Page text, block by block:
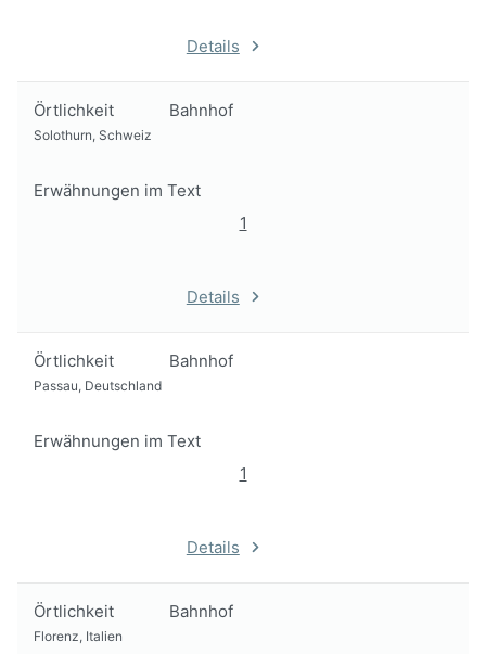
Details
Örtlichkeit Bahnhof
Solothurn, Schweiz
Erwähnungen im Text
1
Details
Örtlichkeit Bahnhof
Passau, Deutschland
Erwähnungen im Text
1
Details
Örtlichkeit Bahnhof
Florenz, Italien